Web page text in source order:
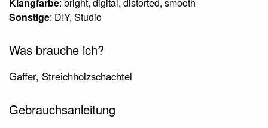
Sonstige: DIY, Studio
Was brauche ich?
Gaffer, Streichholzschachtel
Gebrauchsanleitung